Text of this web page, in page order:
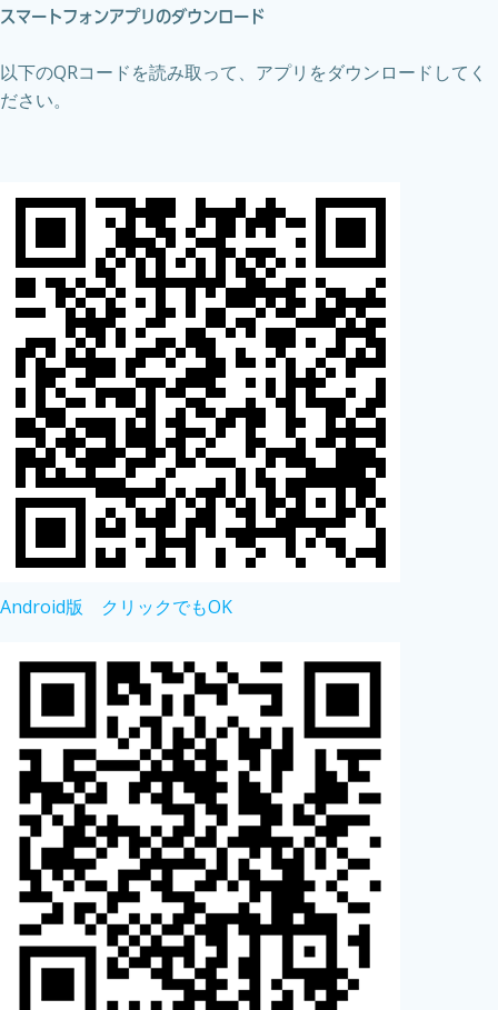
スマートフォンアプリのダウンロード
以下のQRコードを読み取って、アプリをダウンロードしてく
ださい。
Android版 クリックでもOK